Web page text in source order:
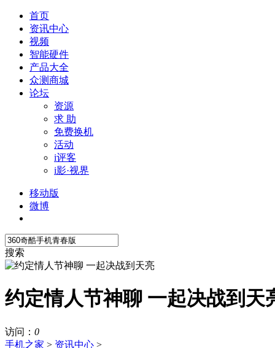
首页
资讯中心
视频
智能硬件
产品大全
众测商城
论坛
资源
求 助
免费换机
活动
i评客
i影·视界
移动版
微博
搜索
约定情人节神聊 一起决战到天
访问： 0
手机之家 > 资讯中心 >